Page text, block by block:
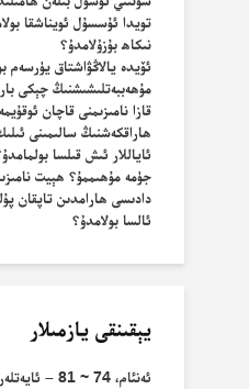
تويدا ئۇسسۇل ئويناشقا
نىكاھ بۇزۇلامدۇ؟
ئۆيدە يالاڭۋاشتاق يۈرسەم
مۇھەببەتلىشىشنىڭ چېكى
قازا نامىزىمنى قاچان
ھاراقكەشنىڭ سالىمىنى
ئاياللار ئىش قىلسا
جۈمە مۇھىممۇ؟ ھېيت
دادىسى ھارامدىن تاپقان
ئالسا بولامدۇ؟
يېقىنقى يازمىلار
ئەنئام، 74 ~